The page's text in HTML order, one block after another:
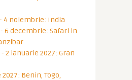
4 noiembrie: India
6 decembrie: Safari in
2 ianuarie 2027: Gran
Benin, Togo,